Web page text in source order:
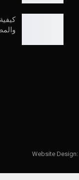
Website Design: